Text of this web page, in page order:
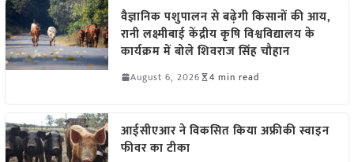
वैज्ञानिक पशुपालन से बढ़ेगी किसानों की आय,
रानी लक्ष्मीबाई केंद्रीय कृषि विश्वविद्यालय के
कार्यक्रम में बोले शिवराज सिंह चौहान
August 6, 2026 4 min read
आईसीएआर ने विकसित किया अफ्रीकी स्वाइन
फीवर का टीका